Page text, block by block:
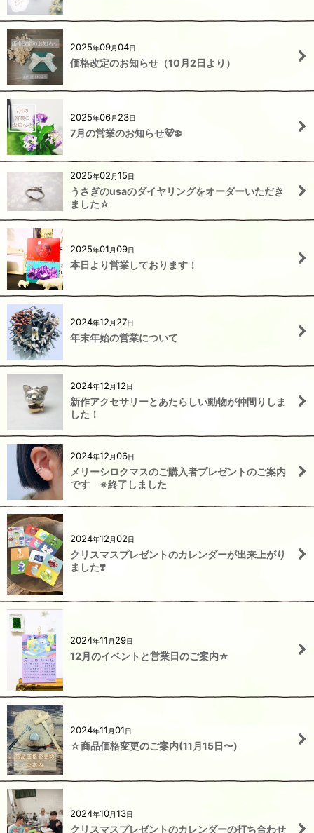
2025年09月04日
価格改定のお知らせ（10月2日より）
2025年06月 23日
7月の営業のお知らせ🐻‍❄️
2025年02 月15日
うさぎのusaのダイヤリングをオーダーいただき
ました☆
2025年01 月09日
本日より営業しております！
2024年12 月 27日
年末年始の営業について
2024年12 月12日
新作アクセサリーとあたらしい動物が仲間りしま
した！
2024年12 月06日
メリーシロクマスのご購入者プレゼントのご案内
です ※終了しました
2024年12 月02日
クリスマスプレゼントのカレンダーが出来上がり
ました❣️
2024年11 月 29日
12月のイベントと営業日のご案内☆
2024年11 月01日
☆商品価格変更のご案内(11月15日〜)
2024年10月13日
クリスマスプレゼントのカレンダーの打ち合わせ